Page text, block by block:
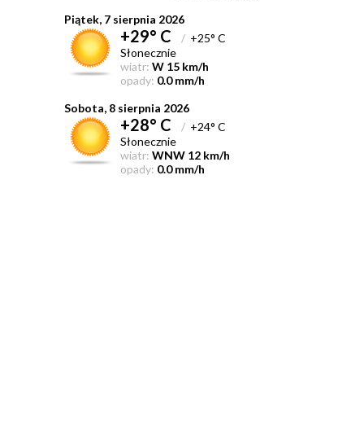
Piątek, 7 sierpnia 2026
+29° C /+25° C
Słonecznie
wiatr: W 15 km/h
opady: 0.0 mm/h
Sobota, 8 sierpnia 2026
+28° C /+24° C
Słonecznie
wiatr: WNW 12 km/h
opady: 0.0 mm/h